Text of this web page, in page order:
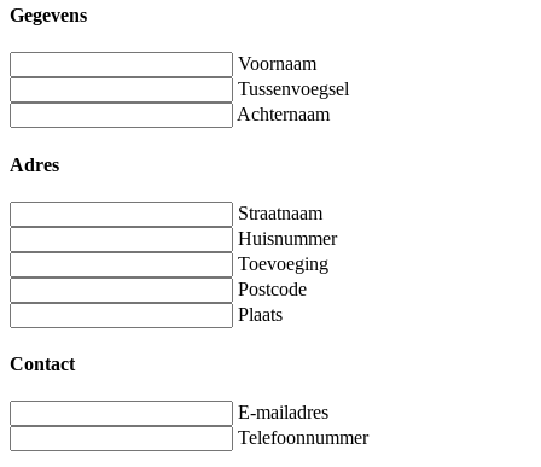
Gegevens
Voornaam
Tussenvoegsel
Achternaam
Adres
Straatnaam
Huisnummer
Toevoeging
Postcode
Plaats
Contact
E-mailadres
Telefoonnummer